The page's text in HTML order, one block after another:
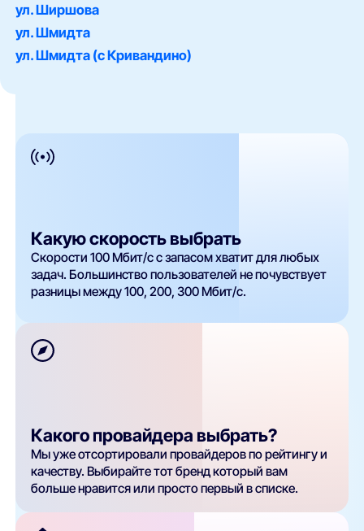
ул. Ширшова
ул. Шмидта
ул. Шмидта (с Кривандино)
Какую скорость выбрать
Скорости 100 Мбит/с с запасом хватит для любых
задач. Большинство пользователей не почувствует
разницы между 100, 200, 300 Мбит/с.
Какого провайдера выбрать?
Мы уже отсортировали провайдеров по рейтингу и
качеству. Выбирайте тот бренд который вам
больше нравится или просто первый в списке.